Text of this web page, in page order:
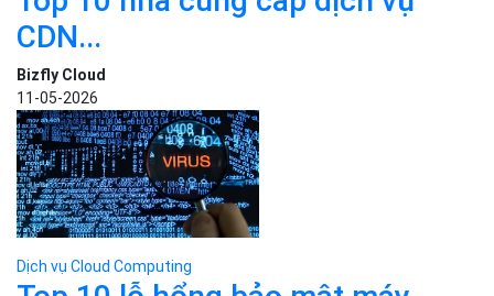
Dịch vụ Cloud Computing
Top 10 lỗ hổng bảo mật máy
chủ...
Vinh Phạm
19-03-2025